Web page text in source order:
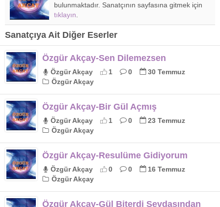
bulunmaktadır. Sanatçının sayfasına gitmek için
tıklayın
Sanatçıya Ait Diğer Eserler
Özgür Akçay-Sen Dilemezsen
Özgür Akçay 1 0
30 Temmuz
Özgür Akçay
Özgür Akçay-Bir Gül Açmış
Özgür Akçay 1 0
23 Temmuz
Özgür Akçay
Özgür Akçay-Resulüme Gidiyorum
Özgür Akçay 0 0
16 Temmuz
Özgür Akçay
Özgür Akçay-Gül Biterdi Sevdasından